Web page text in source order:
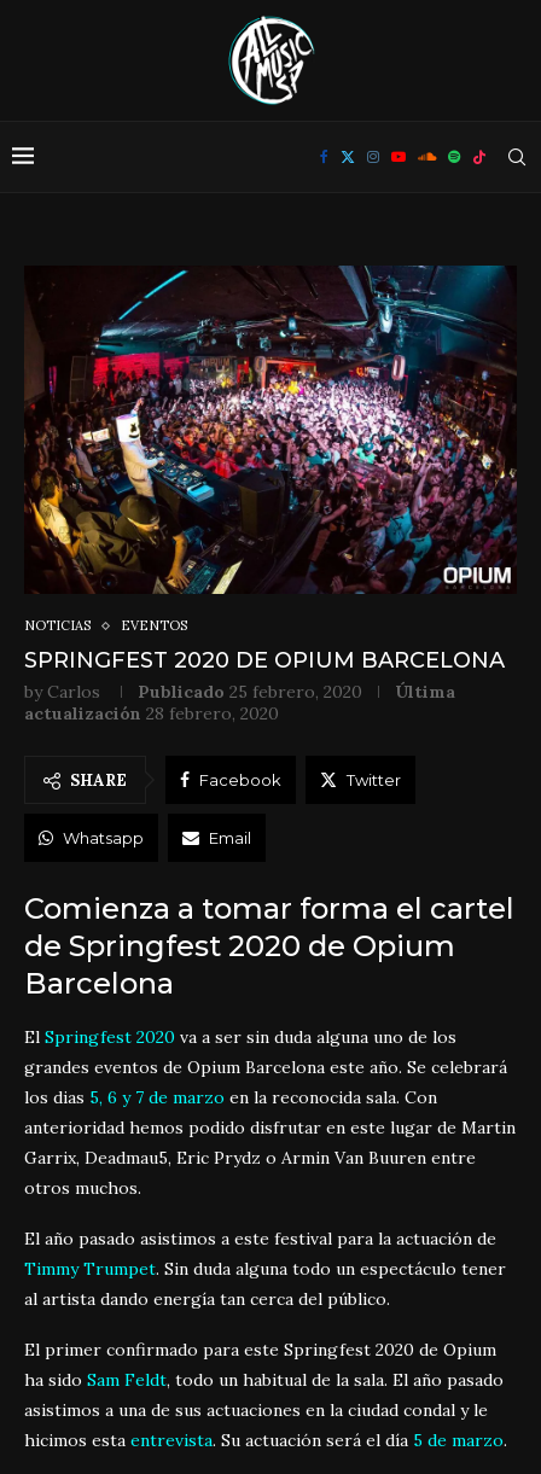
NOTICIAS EVENTOS
SPRINGFEST 2020 DE OPIUM BARCELONA
by Carlos Publicado 25 febrero, 2020
Última
actualización 28 febrero, 2020
SHARE Facebook Twitter
Whatsapp Email
Comienza a tomar forma el cartel
de Springfest 2020 de Opium
Barcelona
El Springfest 2020 va a ser sin duda alguna uno de los
grandes eventos de Opium Barcelona este año. Se celebrará
los dias 5, 6 y 7 de marzo en la reconocida sala. Con
anterioridad hemos podido disfrutar en este lugar de Martin
Garrix, Deadmau5, Eric Prydz o Armin Van Buuren entre
otros muchos.
El año pasado asistimos a este festival para la actuación de
Timmy Trumpet. Sin duda alguna todo un espectáculo tener
al artista dando energía tan cerca del público.
El primer confirmado para este Springfest 2020 de Opium
ha sido Sam Feldt, todo un habitual de la sala. El año pasado
asistimos a una de sus actuaciones en la ciudad condal y le
hicimos esta entrevista. Su actuación será el día 5 de marzo.